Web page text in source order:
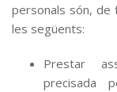
personals són, de
les següents:
Prestar
precisada